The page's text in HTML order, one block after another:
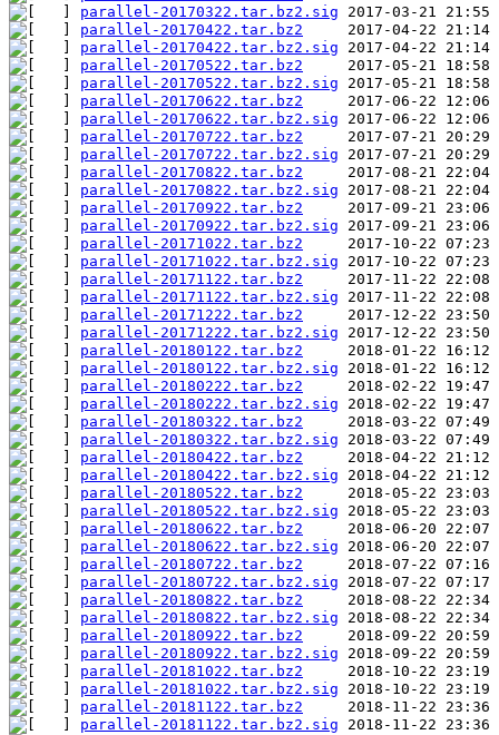
parallel-20170322.tar.bz2.sig
parallel-20170422.tar.bz2
parallel-20170422.tar.bz2.sig
parallel-20170522.tar.bz2
parallel-20170522.tar.bz2.sig
parallel-20170622.tar.bz2
parallel-20170622.tar.bz2.sig
parallel-20170722.tar.bz2
parallel-20170722.tar.bz2.sig
parallel-20170822.tar.bz2
parallel-20170822.tar.bz2.sig
parallel-20170922.tar.bz2
parallel-20170922.tar.bz2.sig
parallel-20171022.tar.bz2
parallel-20171022.tar.bz2.sig
parallel-20171122.tar.bz2
parallel-20171122.tar.bz2.sig
parallel-20171222.tar.bz2
parallel-20171222.tar.bz2.sig
parallel-20180122.tar.bz2
parallel-20180122.tar.bz2.sig
parallel-20180222.tar.bz2
parallel-20180222.tar.bz2.sig
parallel-20180322.tar.bz2
parallel-20180322.tar.bz2.sig
parallel-20180422.tar.bz2
parallel-20180422.tar.bz2.sig
parallel-20180522.tar.bz2
parallel-20180522.tar.bz2.sig
parallel-20180622.tar.bz2
parallel-20180622.tar.bz2.sig
parallel-20180722.tar.bz2
parallel-20180722.tar.bz2.sig
parallel-20180822.tar.bz2
parallel-20180822.tar.bz2.sig
parallel-20180922.tar.bz2
parallel-20180922.tar.bz2.sig
parallel-20181022.tar.bz2
parallel-20181022.tar.bz2.sig
parallel-20181122.tar.bz2
parallel-20181122.tar.bz2.sig